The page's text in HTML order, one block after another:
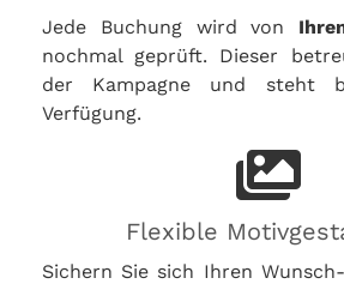
Jede Buchung wird von
nochmal geprüft. Dieser
der Kampagne und steht
Verfügung.
Flexible
Sichern Sie sich Ihren